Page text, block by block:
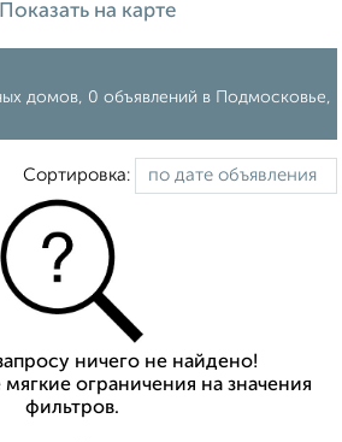
Показать на карте
домов, 0 объявлений в Подмосковье,
Сортировка:
ничего не найдено!
ограничения на значения
фильтров.